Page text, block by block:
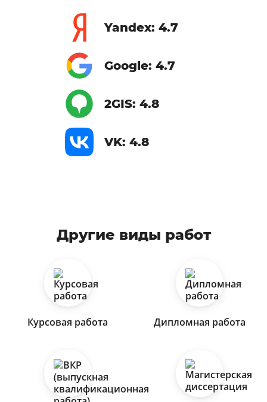
Yandex: 4.7
Google: 4.7
2GIS: 4.8
VK: 4.8
Другие виды работ
Курсовая работа Дипломная работа